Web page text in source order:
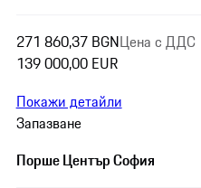
271 860,37 BGN
139 000,00 EUR
Цена с ДДС
Покажи детайли
Запазване
Порше Център София